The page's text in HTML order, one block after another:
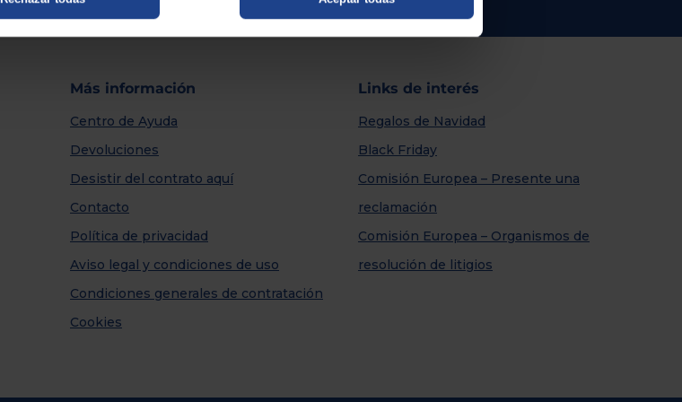
Más información
Centro de Ayuda
Devoluciones
Desistir del contrato aquí
Contacto
Política de privacidad
Aviso legal y condiciones de uso
Condiciones generales de contratación
Cookies
Links de interés
Regalos de Navidad
Black Friday
Comisión Europea – Presente una
reclamación
Comisión Europea – Organismos de
resolución de litigios